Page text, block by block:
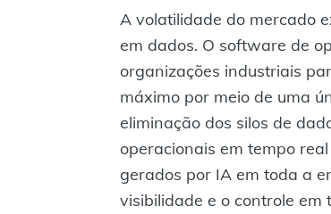
A volatilidade do mercado
em dados. O software de
organizações industriais
máximo por meio de uma
eliminação dos silos de
operacionais em tempo
gerados por IA em toda a
visibilidade e o controle em